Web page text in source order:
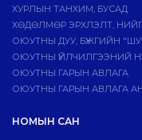
ХУРЛЫН ТАНХИМ, БУСАД
ХӨДӨЛМӨР ЭРХЛЭЛТ,
ОЮУТНЫ ДУУ, БҮЖГИЙН
ОЮУТНЫ ҮЙЛЧИЛГЭЭНИЙ
ОЮУТНЫ ГАРЫН АВЛАГА
ОЮУТНЫ ГАРЫН АВЛАГА
НОМЫН САН